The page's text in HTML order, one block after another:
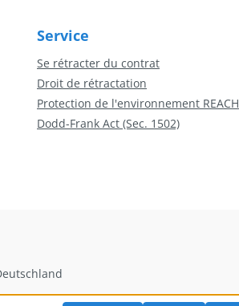
Service
Se rétracter du contrat
Droit de rétractation
Protection de l'environnement REACH
Dodd-Frank Act (Sec. 1502)